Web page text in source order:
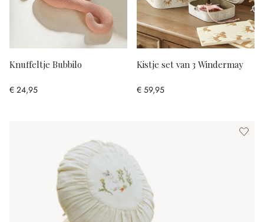
Knuffeltje Bubbilo
€ 24,95
Kistje set van 3 Windermay
€ 59,95